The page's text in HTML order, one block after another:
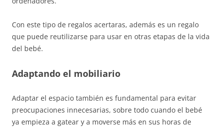
Con este tipo de regalos acertaras, además es un regalo
que puede reutilizarse para usar en otras etapas de la vida
del bebé.
Adaptando el mobiliario
Adaptar el espacio también es fundamental para evitar
preocupaciones innecesarias, sobre todo cuando el bebé
ya empieza a gatear y a moverse más en sus horas de